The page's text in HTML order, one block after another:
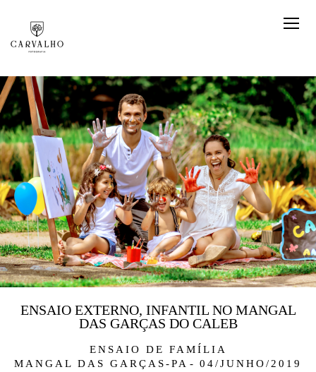
ENSAIO DE FAMÍLIA
MANGAL DAS GARÇAS-PA
04/JUNHO/2019
ENSAIO EXTERNO, INFANTIL NO MANGAL
DAS GARÇAS DO CALEB